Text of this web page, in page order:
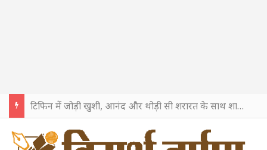
टिफिन में जोड़ी खुशी, आनंद और थोड़ी सी शरारत के साथ शाहरुख खान ने टिफिन बॉक्स को दी हैप्पी एंडिंग